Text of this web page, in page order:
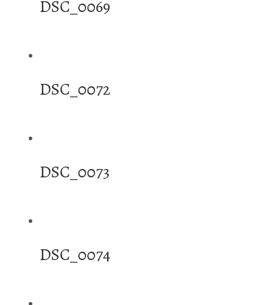
DSC_0069
DSC_0072
DSC_0073
DSC_0074